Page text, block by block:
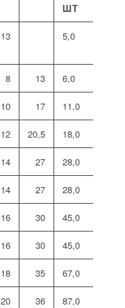
ШТ
13 5,0
8 13 6,0
10 17 11,0
12 20,5 18,0
14 27 28,0
14 27 28,0
16 30 45,0
16 30 45,0
18 35 67,0
20 36 87,0